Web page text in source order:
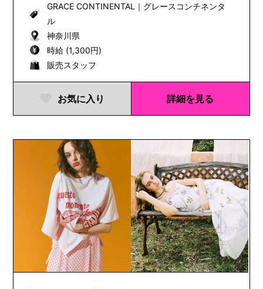
GRACE CONTINENTAL ｜ グレースコンチネンタ
ル
神奈川県
時給 (1,300円)
販売スタッフ
お気に入り 詳細を見る